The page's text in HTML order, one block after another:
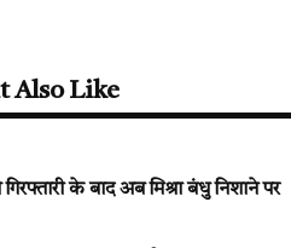
Also Like
के बाद अब मिश्रा बंधु निशाने पर